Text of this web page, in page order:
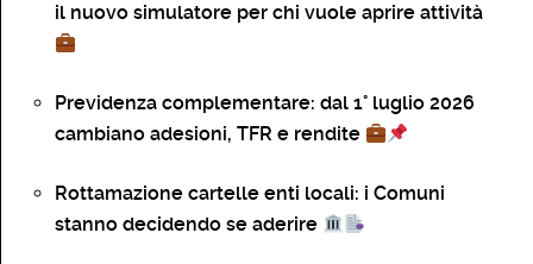
il nuovo simulatore per chi vuole aprire attività
Previdenza complementare: dal 1° luglio 2026
cambiano adesioni, TFR e rendite
Rottamazione cartelle enti locali: i Comuni
stanno decidendo se aderire